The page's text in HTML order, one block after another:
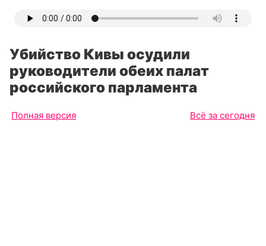
Убийство Кивы осудили
руководители обеих палат
российского парламента
Полная версия Всё за сегодня